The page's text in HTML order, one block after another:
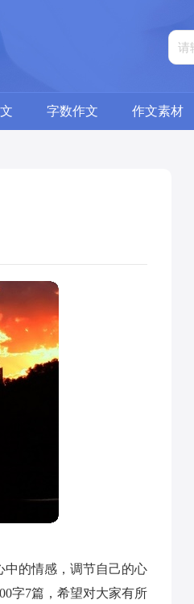
字数作文 作文素材
的情感，调节自己的心
字7篇，希望对大家有所